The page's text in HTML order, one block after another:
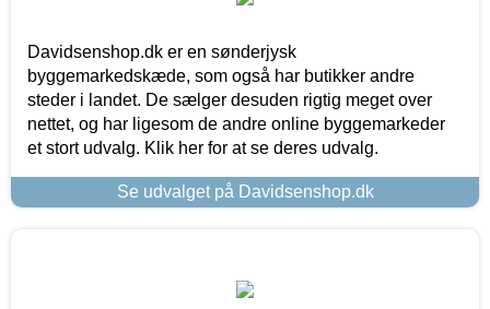
Davidsenshop.dk er en sønderjysk
byggemarkedskæde, som også har butikker andre
steder i landet. De sælger desuden rigtig meget over
nettet, og har ligesom de andre online byggemarkeder
et stort udvalg. Klik her for at se deres udvalg.
Se udvalget på Davidsenshop.dk